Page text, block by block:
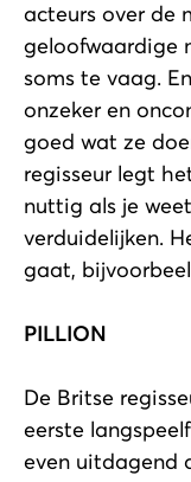
acteurs over de
geloofwaardige
soms te vaag.
onzeker en
goed wat ze
regisseur legt
nuttig als je
verduidelijken.
gaat,
PILLION
De Britse
eerste
even uitdagend